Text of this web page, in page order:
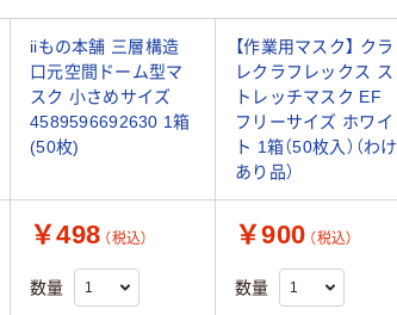
iiもの本舗 三層構造
口元空間ドーム型マ
スク 小さめサイズ
4589596692630 1箱
(50枚)
【作業用マスク】 クラ
レクラフレックス ス
トレッチマスク EF
フリーサイズ ホワイ
ト 1箱（50枚入）（わけ
あり品）
￥498 （税込）
数量
￥900 （税込）
数量